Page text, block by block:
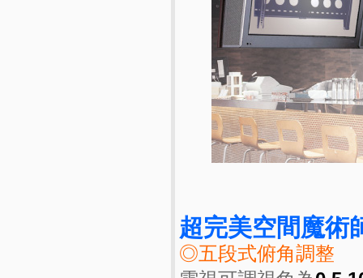
超完美空間魔術
◎五段式俯角調整